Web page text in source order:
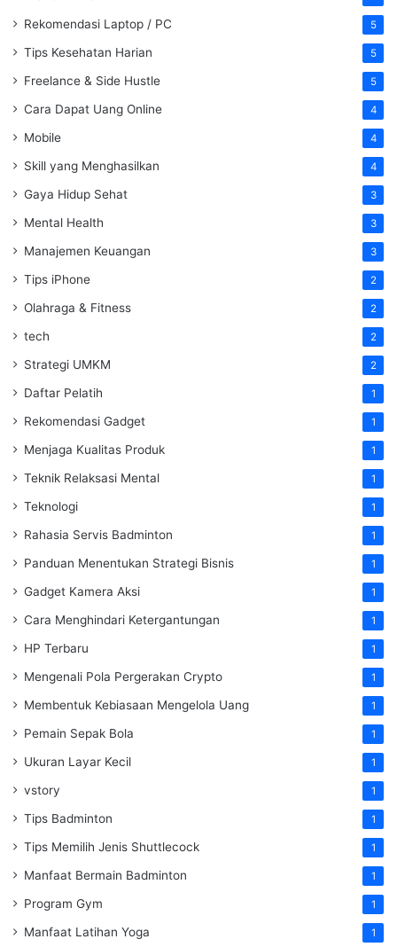
Rekomendasi Laptop / PC 5
Tips Kesehatan Harian 5
Freelance & Side Hustle 5
Cara Dapat Uang Online 4
Mobile 4
Skill yang Menghasilkan 4
Gaya Hidup Sehat 3
Mental Health 3
Manajemen Keuangan 3
Tips iPhone 2
Olahraga & Fitness 2
tech 2
Strategi UMKM 2
Daftar Pelatih 1
Rekomendasi Gadget 1
Menjaga Kualitas Produk 1
Teknik Relaksasi Mental 1
Teknologi 1
Rahasia Servis Badminton 1
Panduan Menentukan Strategi Bisnis 1
Gadget Kamera Aksi 1
Cara Menghindari Ketergantungan 1
HP Terbaru 1
Mengenali Pola Pergerakan Crypto 1
Membentuk Kebiasaan Mengelola Uang 1
Pemain Sepak Bola 1
Ukuran Layar Kecil 1
vstory 1
Tips Badminton 1
Tips Memilih Jenis Shuttlecock 1
Manfaat Bermain Badminton 1
Program Gym 1
Manfaat Latihan Yoga 1